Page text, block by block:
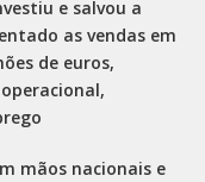
e salvou a
as vendas em
de euros,
mãos nacionais e